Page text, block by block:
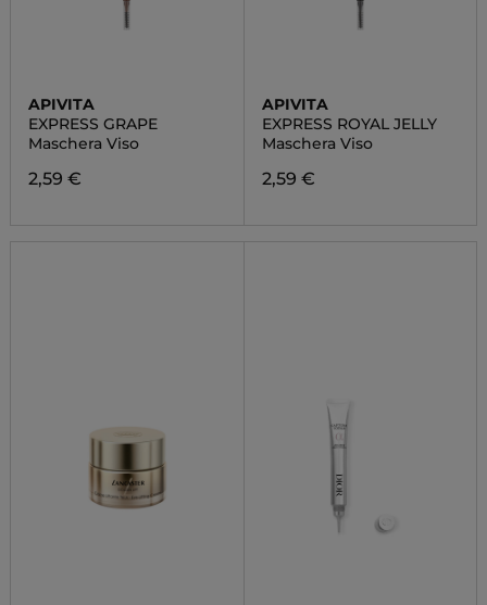
APIVITA
EXPRESS GRAPE
Maschera Viso
2,59 €
APIVITA
EXPRESS ROYAL JELLY
Maschera Viso
2,59 €